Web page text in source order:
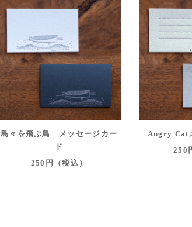
島々を飛ぶ鳥 メッセージカー
ド
250円（税込）
Angry Cat
250